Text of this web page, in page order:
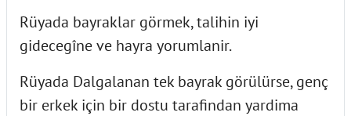
Rüyada bayraklar görmek, talihin iyi
gidecegîne ve hayra yorumlanir.
Rüyada Dalgalanan tek bayrak görülürse, genç
bir erkek için bir dostu tarafindan yardima